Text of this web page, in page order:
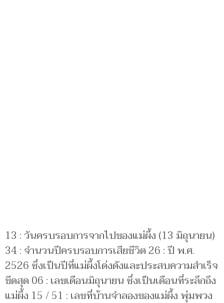
13 : วันครบรอบการจากไปของแม่ผึ้ง (13 มิถุนายน)
34 : จำนวนปีครบรอบการเสียชีวิต 26 : ปี พ.ศ.
2526 ซึ่งเป็นปีที่แม่ผึ้งโด่งดังและประสบความสำเร็จ
ขีดสุด 06 : เลขเดือนมิถุนายน ซึ่งเป็นเดือนที่ระลึกถึง
แม่ผึ้ง 15 / 51 : เลขที่บ้านจำลองของแม่ผึ้ง พุ่มพวง